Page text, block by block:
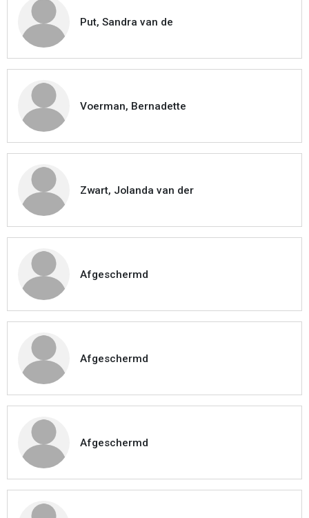
Put, Sandra van de
Voerman, Bernadette
Zwart, Jolanda van der
Afgeschermd
Afgeschermd
Afgeschermd